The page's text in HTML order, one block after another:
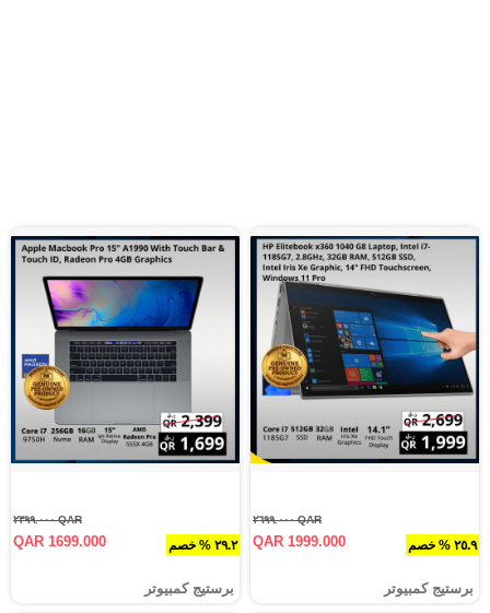
٢٥.٩ % خصم
QAR ٢٦٩٩.٠٠٠
QAR 1999.000
برستيج كمبيوتر
٢٩.٢ % خصم
QAR ٢٣٩٩.٠٠٠
QAR 1699.000
برستيج كمبيوتر